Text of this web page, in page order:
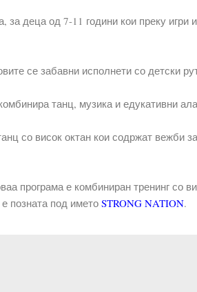
деца од 7-11 години кои преку игри
се забавни исполнети со детски
танц, музика и едукативни
со висок октан кои содржат вежби
програма е комбиниран тренинг со
позната под името STRONG NATION.